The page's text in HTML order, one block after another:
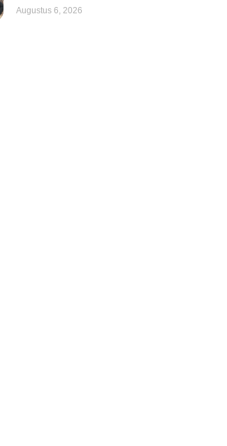
Augustus 6, 2026